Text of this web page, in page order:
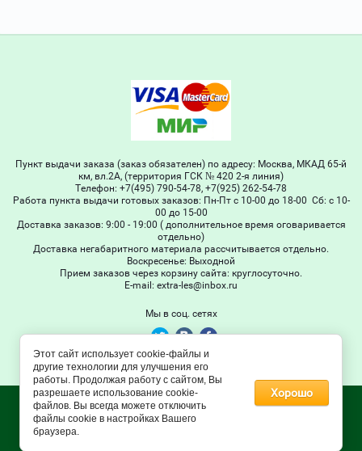
Пункт выдачи заказа (заказ обязателен) по адресу: Москва, МКАД 65-й
км, вл.2А, (территория ГСК № 420 2-я линия)
Телефон: +7(495) 790-54-78, +7(925) 262-54-78
Работа пункта выдачи готовых заказов: Пн-Пт с 10-00 до 18-00 Сб: с 10-
00 до 15-00
Доставка заказов: 9:00 - 19:00 ( дополнительное время оговаривается
отдельно)
Доставка негабаритного материала рассчитывается отдельно.
Воскресенье: Выходной
Прием заказов через корзину сайта: круглосуточно.
Е-mail: extra-les@inbox.ru
Мы в соц. сетях
© 2011 - 2026 Extra-les
Этот сайт использует cookie-файлы и
другие технологии для улучшения его
работы. Продолжая работу с сайтом, Вы
разрешаете использование cookie-
файлов. Вы всегда можете отключить
файлы cookie в настройках Вашего
браузера.
Хорошо